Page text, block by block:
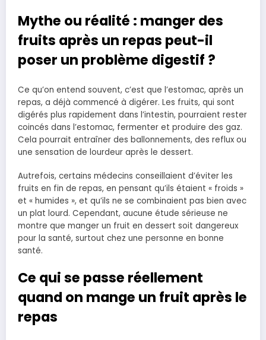
Mythe ou réalité : manger des
fruits après un repas peut-il
poser un problème digestif ?
Ce qu’on entend souvent, c’est que l’estomac, après un
repas, a déjà commencé à digérer. Les fruits, qui sont
digérés plus rapidement dans l’intestin, pourraient rester
coincés dans l’estomac, fermenter et produire des gaz.
Cela pourrait entraîner des ballonnements, des reflux ou
une sensation de lourdeur après le dessert.
Autrefois, certains médecins conseillaient d’éviter les
fruits en fin de repas, en pensant qu’ils étaient « froids »
et « humides », et qu’ils ne se combinaient pas bien avec
un plat lourd. Cependant, aucune étude sérieuse ne
montre que manger un fruit en dessert soit dangereux
pour la santé, surtout chez une personne en bonne
santé.
Ce qui se passe réellement
quand on mange un fruit après le
repas